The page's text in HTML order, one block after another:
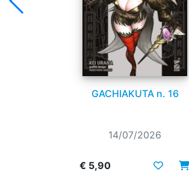
GACHIAKUTA n. 16
14/07/2026
€ 5,90